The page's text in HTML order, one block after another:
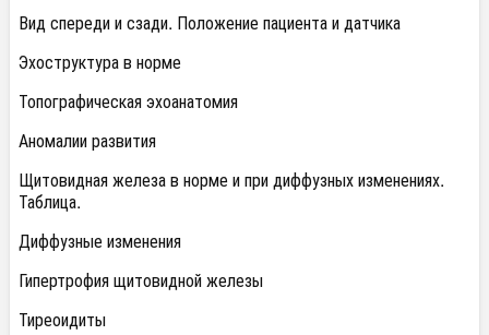
Вид спереди и сзади. Положение пациента и датчика
Эхоструктура в норме
Топографическая эхоанатомия
Аномалии развития
Щитовидная железа в норме и при диффузных изменениях.
Таблица.
Диффузные изменения
Гипертрофия щитовидной железы
Тиреоидиты